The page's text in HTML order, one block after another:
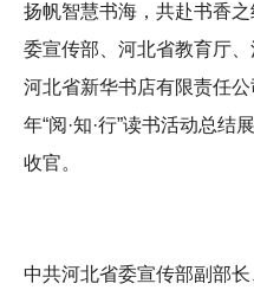
扬帆智慧书海，共赴书香
委宣传部、河北省教育厅
河北省新华书店有限责任
年“阅·知·行”读书活动总
收官。
中共河北省委宣传部副部